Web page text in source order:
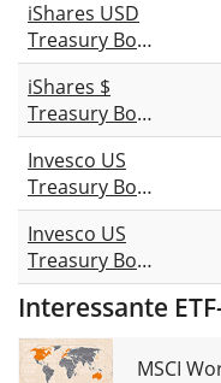
ETF (Acc)
iShares USD
Treasury Bond
7-10yr UCITS
ETF (Dist)
iShares $
Treasury Bond
7-10yr UCITS
ETF EUR
Hedged (Dist)
Invesco US
Treasury Bond
7-10 Year
UCITS ETF
Invesco US
Treasury Bond
7-10 Year
UCITS ETF EUR
Hedged Dist
Interessante
MSCI